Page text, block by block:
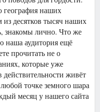
география наших
десятков тысяч наших
знакомы лично. Что же
наша аудитория ещё
прочитать не о
которые уже
живёт
точке земного шара
месяц у нашего сайта